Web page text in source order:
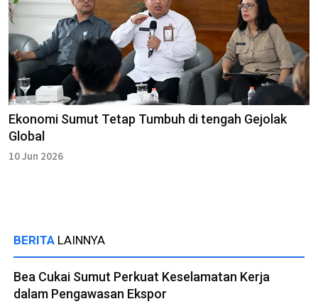
Ekonomi Sumut Tetap Tumbuh di tengah Gejolak
Global
10 Jun 2026
BERITA LAINNYA
Bea Cukai Sumut Perkuat Keselamatan Kerja
dalam Pengawasan Ekspor